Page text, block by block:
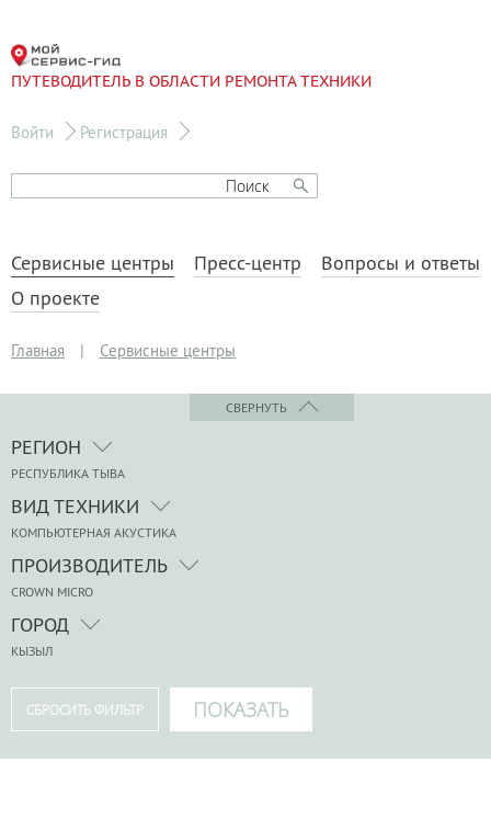
ПУТЕВОДИТЕЛЬ В ОБЛАСТИ РЕМОНТА ТЕХНИКИ
Войти Регистрация
Сервисные центры Пресс-центр
Вопросы и ответы
О проекте
Главная | Сервисные центры
СВЕРНУТЬ
РЕГИОН
РЕСПУБЛИКА ТЫВА
ВИД ТЕХНИКИ
КОМПЬЮТЕРНАЯ АКУСТИКА
ПРОИЗВОДИТЕЛЬ
CROWN MICRO
ГОРОД
КЫЗЫЛ